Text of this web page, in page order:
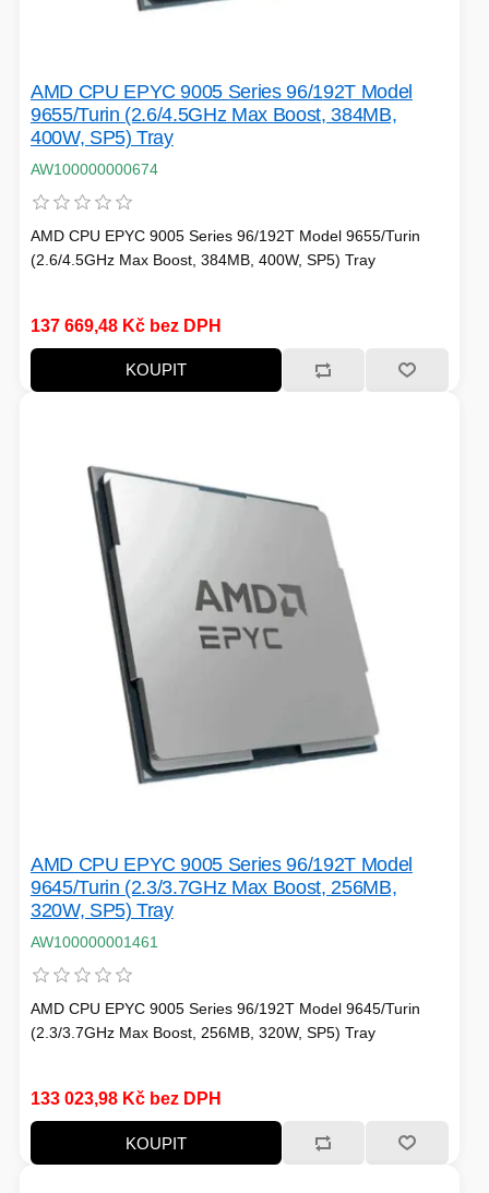
PC A NOTEBOOKY
POKLADNÍ SYSTÉMY
SERVERY
HERNÍ GAMEPADY
HERNÍ ÚLOŽIŠTĚ A PAMĚTI
HERNÍ ŽIDLE
MONITORY
MS COPILOT
GRAFICKÉ APLIKACE
CLOUDOVÉ APLIKACE
KANCELÁŘSKÁ TECHNIKA
TISKÁRNY A MULTIFUNKCE
TONERY A VÁLCE
KOMERČNÍ PANELY
ZÁLOHOVACÍ SYSTÉMY
HEADSETY & MIKROFONY
REPRODUKTORY a SOUNDBARY
WEBKAMERY
PRODLUŽOVACÍ PŘÍVOD
DOPLŇKY
ADAPTÉRY - REDUKCE
KONEKTORY
ÚLOŽIŠTĚ KAMERY
LEDNIČKY
MIKROVLNNÉ TROUBY
AMD CPU EPYC 9005 Series 96/192T Model
9655/Turin (2.6/4.5GHz Max Boost, 384MB,
400W, SP5) Tray
AW100000000674
AMD CPU EPYC 9005 Series 96/192T Model 9655/Turin
(2.6/4.5GHz Max Boost, 384MB, 400W, SP5) Tray
137 669,48 Kč bez DPH
KOUPIT
AMD CPU EPYC 9005 Series 96/192T Model
9645/Turin (2.3/3.7GHz Max Boost, 256MB,
320W, SP5) Tray
AW100000001461
AMD CPU EPYC 9005 Series 96/192T Model 9645/Turin
(2.3/3.7GHz Max Boost, 256MB, 320W, SP5) Tray
133 023,98 Kč bez DPH
KOUPIT